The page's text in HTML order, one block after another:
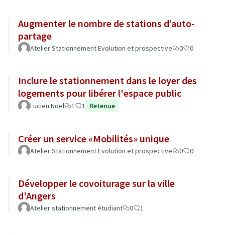
Augmenter le nombre de stations d’auto-
partage
Atelier Stationnement Evolution et prospective 0 0
Inclure le stationnement dans le loyer des
logements pour libérer l'espace public
Lucien Noel 1 1 Retenue
Créer un service «Mobilités» unique
Atelier Stationnement Evolution et prospective 0 0
Développer le covoiturage sur la ville
d'Angers
Atelier stationnement étudiant 0 1